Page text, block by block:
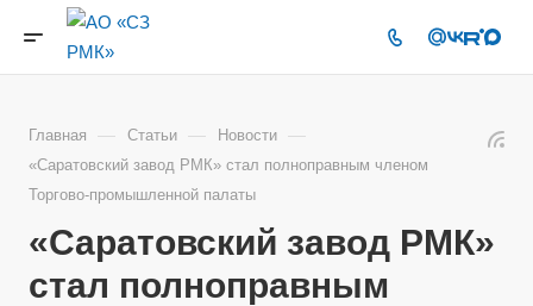
Главная — Статьи — Новости —
«Саратовский завод РМК» стал полноправным членом
Торгово-промышленной палаты
«Саратовский завод РМК»
стал полноправным